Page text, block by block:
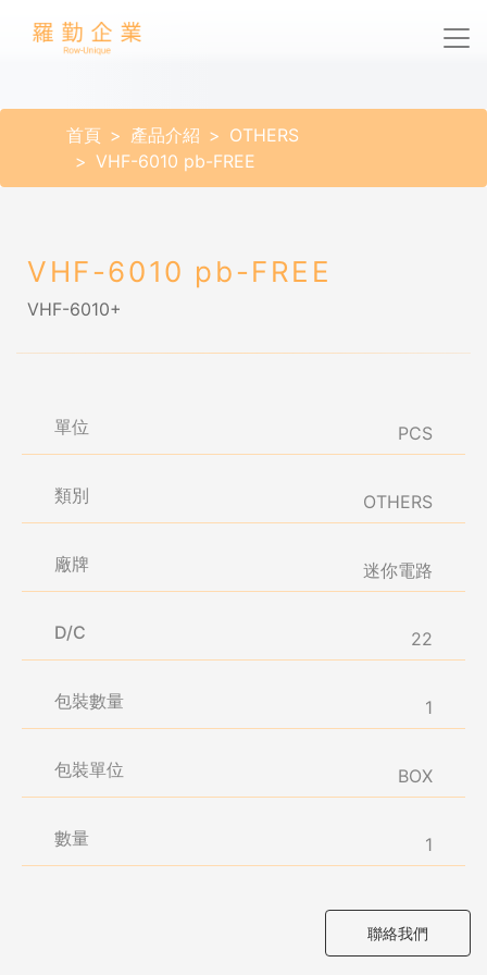
首頁 產品介紹
OTHERS
VHF-6010 pb-FREE
VHF-6010 pb-FREE
VHF-6010+
單位 PCS
類別 OTHERS
廠牌 迷你電路
D/C 22
包裝數量 1
包裝單位 BOX
數量 1
聯絡我們